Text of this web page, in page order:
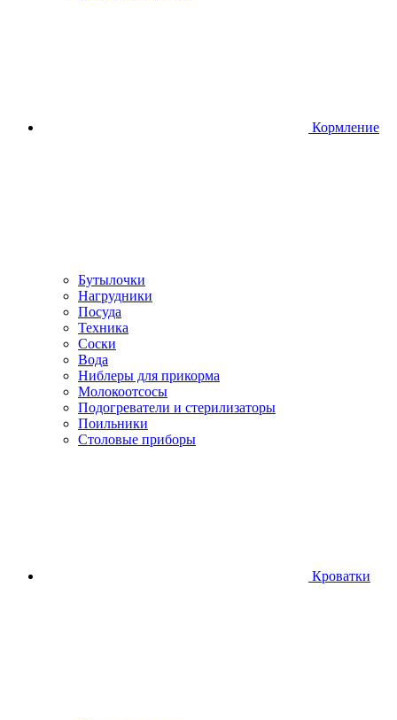
Кормление
Бутылочки
Нагрудники
Посуда
Техника
Соски
Вода
Ниблеры для прикорма
Молокоотсосы
Подогреватели и стерилизаторы
Поильники
Столовые приборы
Кроватки